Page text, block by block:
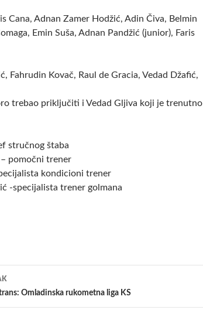
Cana, Adnan Zamer Hodžić, Adin Čiva, Belmin
Emin Suša, Adnan Pandžić (junior), Faris
Fahrudin Kovač, Raul de Gracia, Vedad Džafić,
trebao priključiti i Vedad Gljiva koji je trenutno
stručnog štaba
– pomočni trener
kondicioni trener
-specijalista trener golmana
Omladinska rukometna liga KS